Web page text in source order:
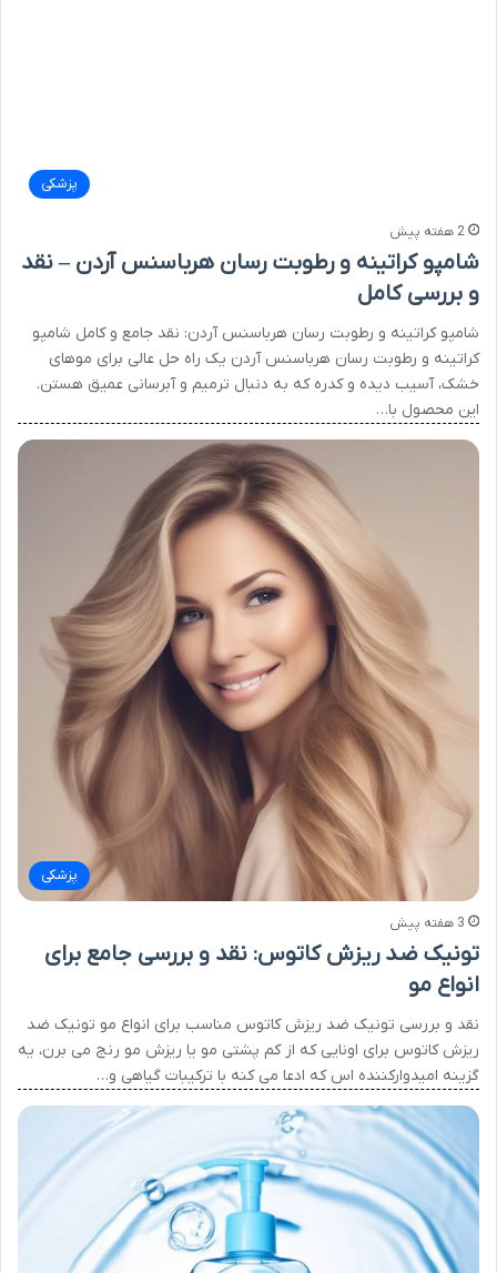
پزشکی
2 هفته پیش
شامپو کراتینه و رطوبت رسان هرباسنس آردن – نقد
و بررسی کامل
شامپو کراتینه و رطوبت رسان هرباسنس آردن: نقد جامع و کامل شامپو
کراتینه و رطوبت رسان هرباسنس آردن یک راه حل عالی برای موهای
خشک، آسیب دیده و کدره که به دنبال ترمیم و آبرسانی عمیق هستن.
این محصول با…
پزشکی
3 هفته پیش
تونیک ضد ریزش کاتوس: نقد و بررسی جامع برای
انواع مو
نقد و بررسی تونیک ضد ریزش کاتوس مناسب برای انواع مو تونیک ضد
ریزش کاتوس برای اونایی که از کم پشتی مو یا ریزش مو رنج می برن، یه
گزینه امیدوارکننده اس که ادعا می کنه با ترکیبات گیاهی و…